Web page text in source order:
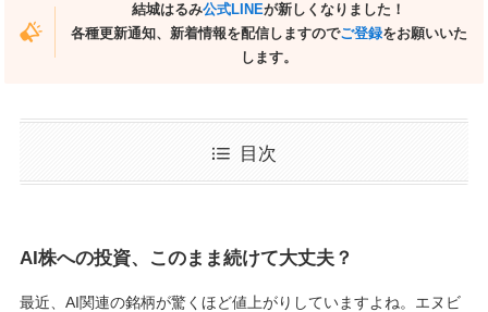
結城はるみ公式LINEが新しくなりました！
各種更新通知、新着情報を配信しますのでご登録をお願いいた
します。
目次
AI株への投資、このまま続けて大丈夫？
最近、AI関連の銘柄が驚くほど値上がりしていますよね。エヌビ